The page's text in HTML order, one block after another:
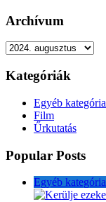
Archívum
Archívum
Kategóriák
Egyéb kategória
Film
Űrkutatás
Popular Posts
Egyéb kategória